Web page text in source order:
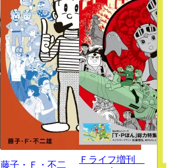
藤子・Ｆ・不二
Ｆライフ増刊